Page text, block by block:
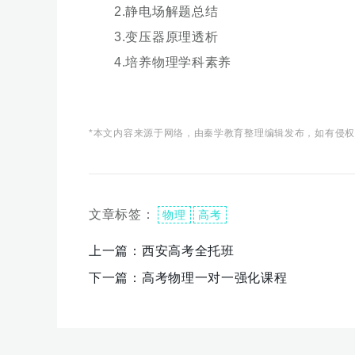
2.静电场解题总结
3.变压器原理透析
4.培养物理学科素养
*本文内容来源于网络，由秦学教育整理编辑发布，如有侵权
文章标签： 物理 高考
上一篇： 西安高考全托班
下一篇： 高考物理一对一强化课程